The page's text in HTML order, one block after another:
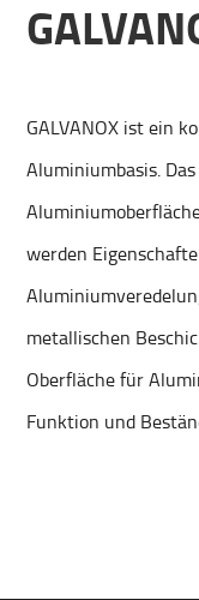
GALVANOX ist ein
Aluminiumbasis.
werden
metallischen
Oberfläche für
Funktion und